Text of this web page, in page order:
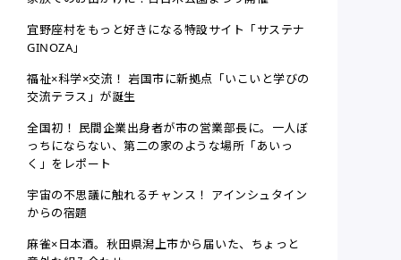
宜野座村をもっと好きになる特設サイト「サステナ
GINOZA」
福祉×科学×交流！ 岩国市に新拠点「いこいと学びの
交流テラス」が誕生
全国初！ 民間企業出身者が市の営業部長に。一人ぼ
っちにならない、第二の家のような場所「あいっ
く」をレポート
宇宙の不思議に触れるチャンス！ アインシュタイン
からの宿題
麻雀×日本酒。秋田県潟上市から届いた、ちょっと